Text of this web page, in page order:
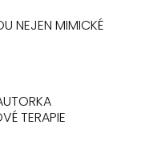
NEJEN MIMICKÉ
TERAPIE